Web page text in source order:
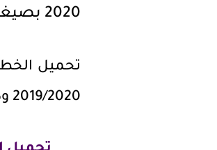
2020 بصيغة pdf
تحميل
2019/2020 وذلك للفصل الدراسى الثانى